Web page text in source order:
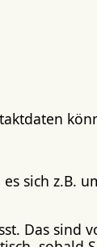
sich z.B.
Das sind